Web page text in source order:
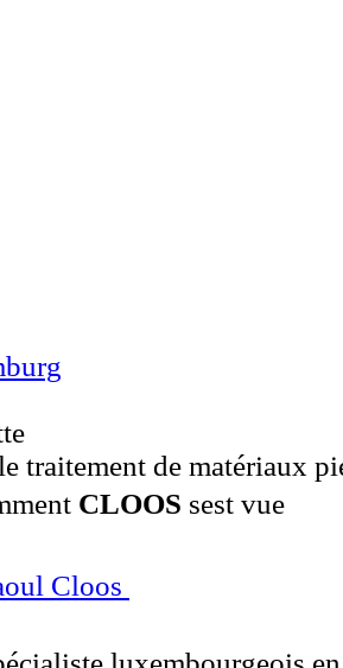
traitement de matériaux
CLOOS sest vue
Cloos 